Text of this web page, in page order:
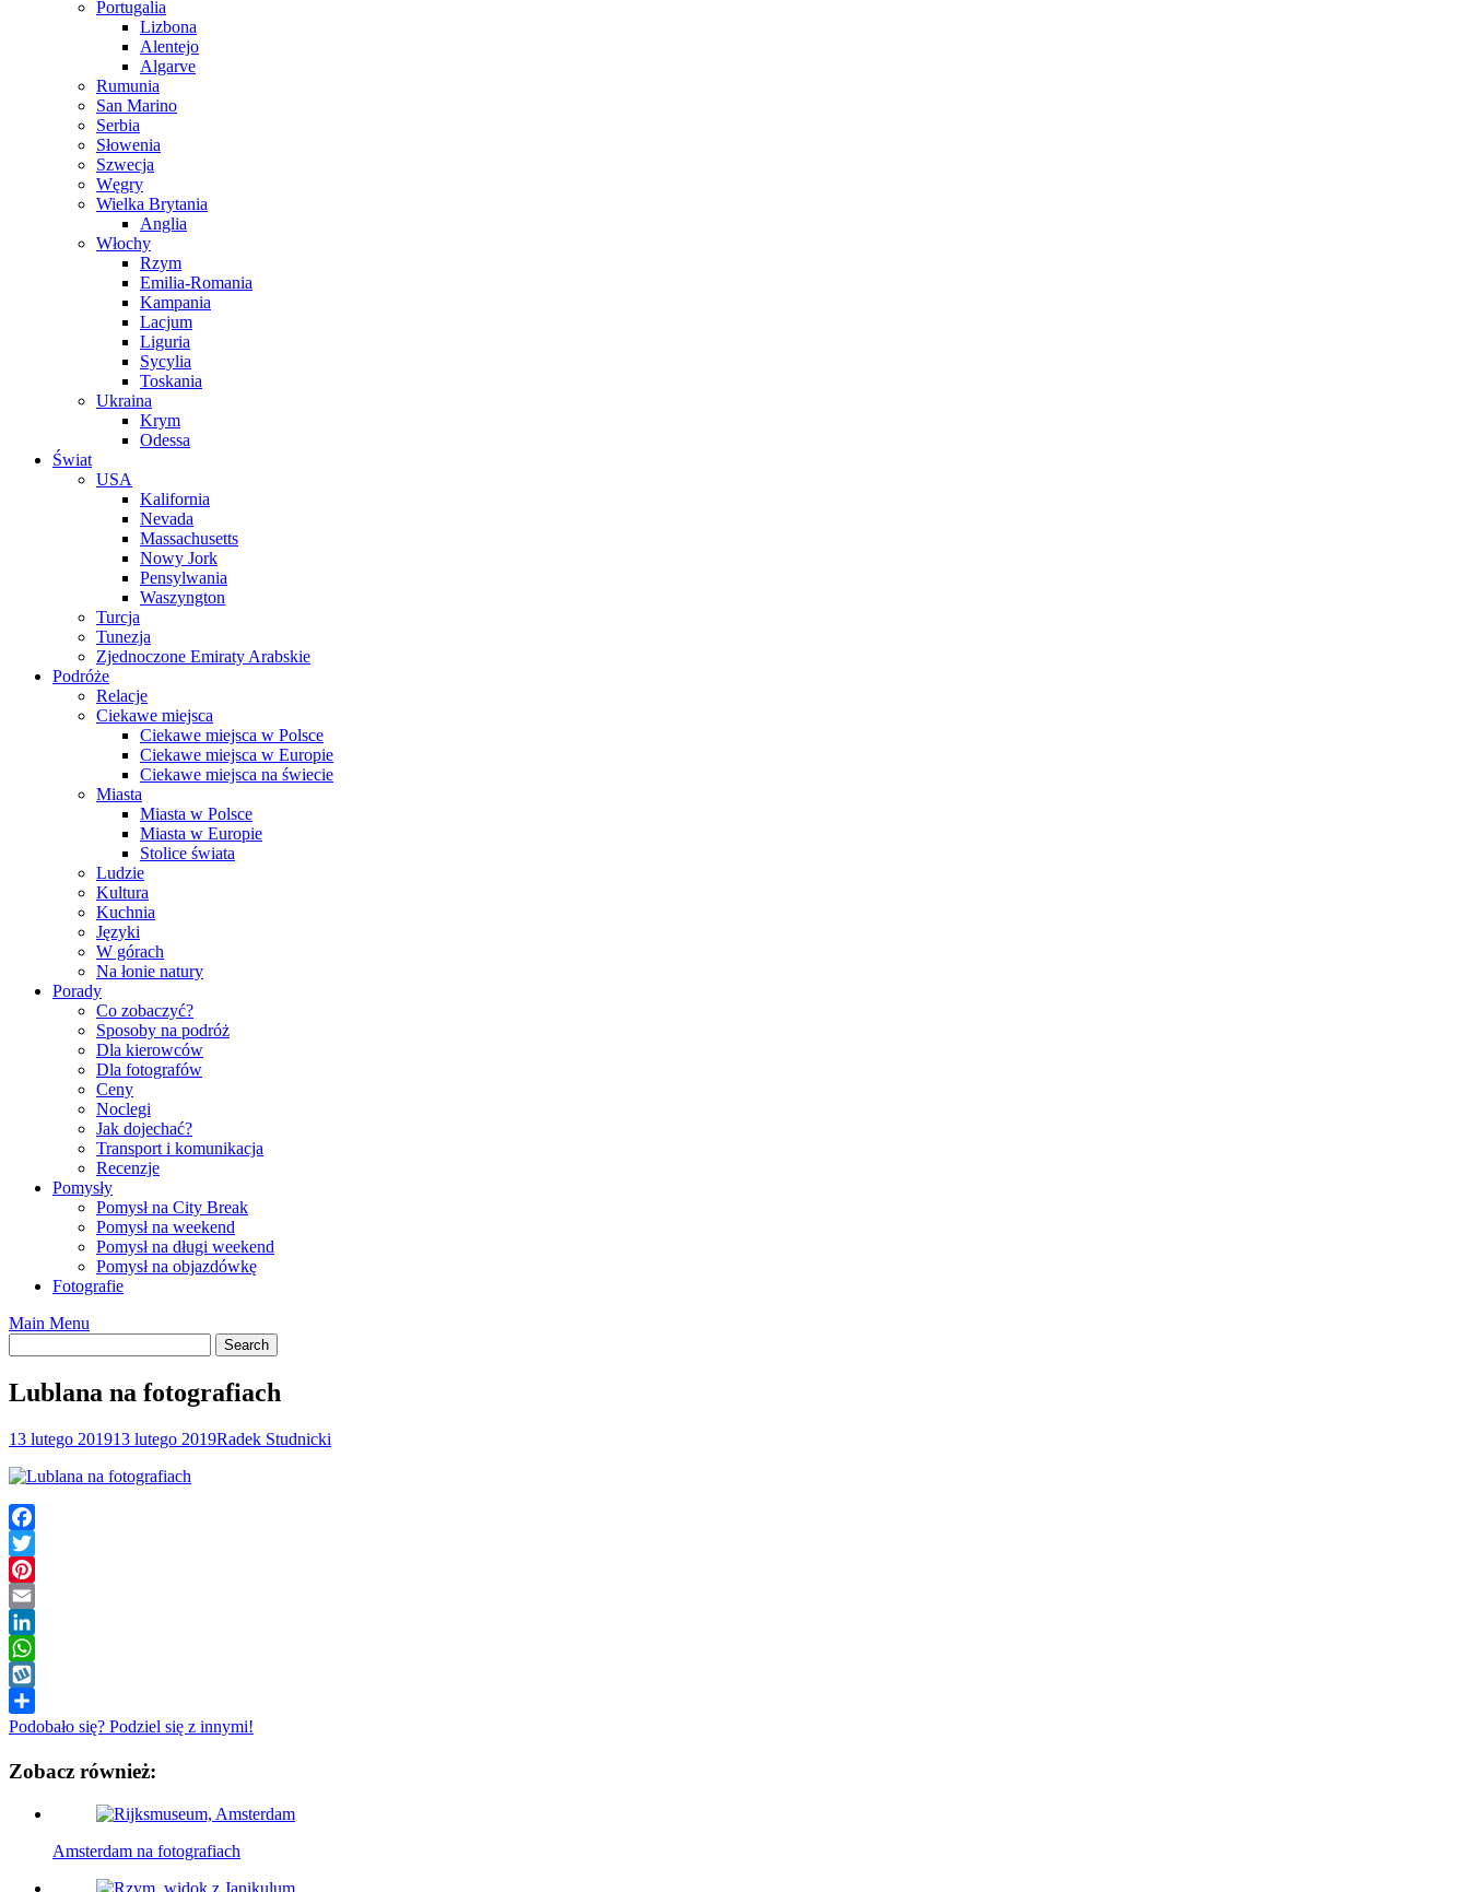
Portugalia
Lizbona
Alentejo
Algarve
Rumunia
San Marino
Serbia
Słowenia
Szwecja
Węgry
Wielka Brytania
Anglia
Włochy
Rzym
Emilia-Romania
Kampania
Lacjum
Liguria
Sycylia
Toskania
Ukraina
Krym
Odessa
Świat
USA
Kalifornia
Nevada
Massachusetts
Nowy Jork
Pensylwania
Waszyngton
Turcja
Tunezja
Zjednoczone Emiraty Arabskie
Podróże
Relacje
Ciekawe miejsca
Ciekawe miejsca w Polsce
Ciekawe miejsca w Europie
Ciekawe miejsca na świecie
Miasta
Miasta w Polsce
Miasta w Europie
Stolice świata
Ludzie
Kultura
Kuchnia
Języki
W górach
Na łonie natury
Porady
Co zobaczyć?
Sposoby na podróż
Dla kierowców
Dla fotografów
Ceny
Noclegi
Jak dojechać?
Transport i komunikacja
Recenzje
Pomysły
Pomysł na City Break
Pomysł na weekend
Pomysł na długi weekend
Pomysł na objazdówkę
Fotografie
Main Menu
Lublana na fotografiach
13 lutego 201913 lutego 2019Radek Studnicki
Facebook
Twitter
Pinterest
Email
LinkedIn
WhatsApp
Wykop
Podobało się? Podziel się z innymi!
Zobacz również:
Amsterdam na fotografiach